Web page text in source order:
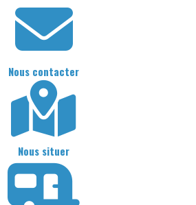
Nous contacter
Nous situer